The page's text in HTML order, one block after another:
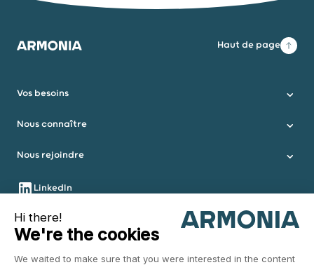
Armonia Haut de page
Vos besoins
Nous connaître
Nous rejoindre
Nous suivre
LinkedIn
Youtube